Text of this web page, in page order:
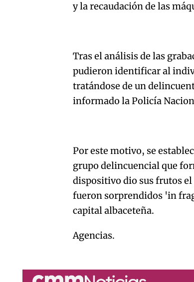
y la recaudación de las
Tras el análisis de las
pudieron identificar al
tratándose de un
informado la Policía
Por este motivo, se
grupo delincuencial que
dispositivo dio sus frutos el
fueron sorprendidos 'in
capital albaceteña.
Agencias.